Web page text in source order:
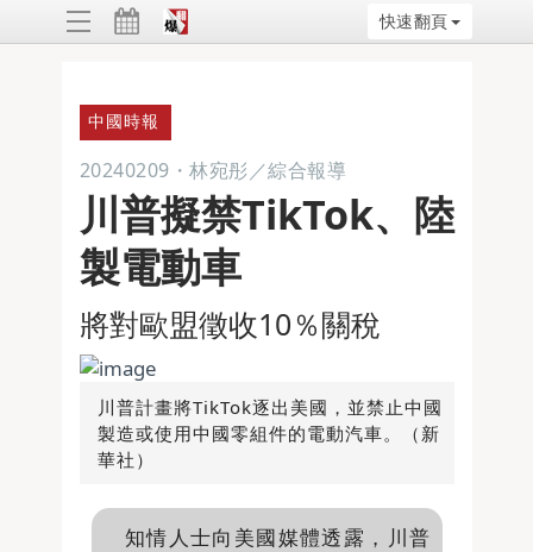
快速翻頁
中國時報
20240209 ・ 林宛彤／綜合報導
川普擬禁TikTok、陸
製電動車
將對歐盟徵收10％關稅
川普計畫將TikTok逐出美國，並禁止中國
製造或使用中國零組件的電動汽車。（新
華社）
知情人士向美國媒體透露，川普